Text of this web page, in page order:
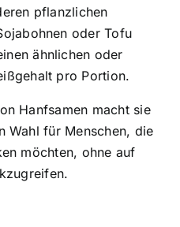
pflanzlichen
oder Tofu
ähnlichen oder
pro Portion.
Hanfsamen macht sie
Wahl für Menschen, die
möchten, ohne auf